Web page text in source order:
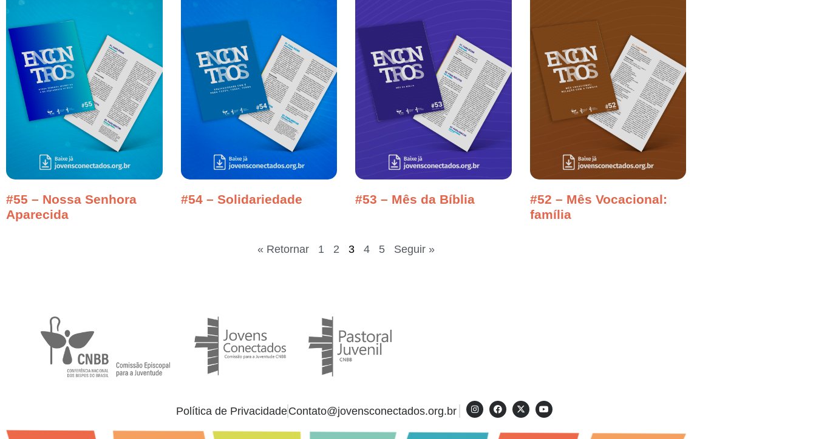
#55 – Nossa Senhora
Aparecida
#54 – Solidariedade #53 – Mês da Bíblia
#52 – Mês Vocacional:
família
« Retornar 1 2 3 4 5 Seguir »
Política de PrivacidadeContato@jovensconectados.org.br